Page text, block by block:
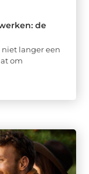
de
langer een
om